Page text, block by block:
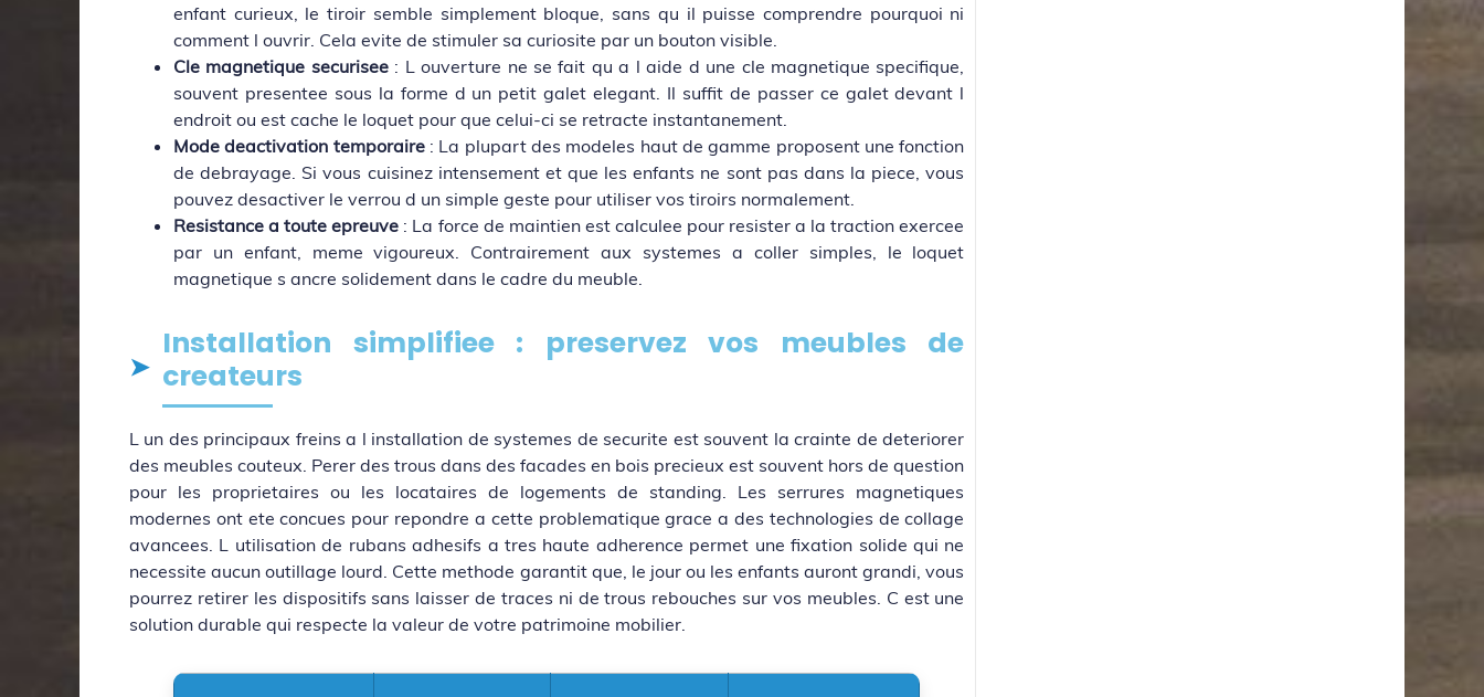
enfant curieux, le tiroir semble simplement bloque, sans qu il puisse comprendre pourquoi ni
comment l ouvrir. Cela evite de stimuler sa curiosite par un bouton visible.
Cle magnetique securisee: L ouverture ne se fait qu a l aide d une cle magnetique specifique,
souvent presentee sous la forme d un petit galet elegant. Il suffit de passer ce galet devant l
endroit ou est cache le loquet pour que celui-ci se retracte instantanement.
Mode deactivation temporaire: La plupart des modeles haut de gamme proposent une fonction
de debrayage. Si vous cuisinez intensement et que les enfants ne sont pas dans la piece, vous
pouvez desactiver le verrou d un simple geste pour utiliser vos tiroirs normalement.
Resistance a toute epreuve : La force de maintien est calculee pour resister a la traction exercee
par un enfant, meme vigoureux. Contrairement aux systemes a coller simples, le loquet
magnetique s ancre solidement dans le cadre du meuble.
Installation simplifiee : preservez vos meubles de
createurs
L un des principaux freins a l installation de systemes de securite est souvent la crainte de deteriorer
des meubles couteux. Perer des trous dans des facades en bois precieux est souvent hors de question
pour les proprietaires ou les locataires de logements de standing. Les serrures magnetiques
modernes ont ete concues pour repondre a cette problematique grace a des technologies de collage
avancees. L utilisation de rubans adhesifs a tres haute adherence permet une fixation solide qui ne
necessite aucun outillage lourd. Cette methode garantit que, le jour ou les enfants auront grandi, vous
pourrez retirer les dispositifs sans laisser de traces ni de trous rebouches sur vos meubles. C est une
solution durable qui respecte la valeur de votre patrimoine mobilier.